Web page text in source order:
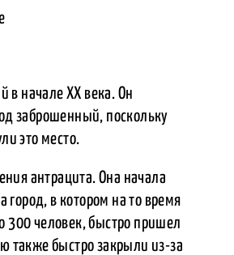
в начале ХХ века. Он
заброшенный, поскольку
это место.
антрацита. Она начала
город, в котором на то время
300 человек, быстро пришел
также быстро закрыли из-за